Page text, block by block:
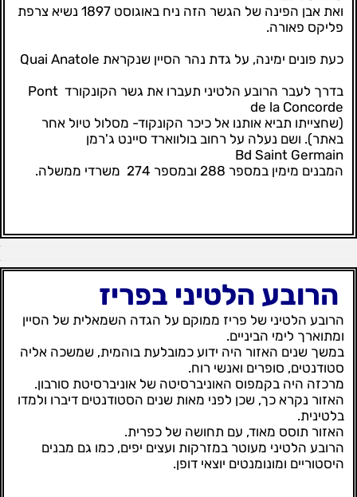
ואת אבן הפינה של הגשר הזה ניח באוגוסט 1897 נשיא צרפת
פליקס פאורה.
כעת פונים ימינה, על גדת נהר הסיין שנקראת Quai Anatole
בדרך לעבר הרובע הלטיני תעברו את גשר הקונקורד Pont
de la Concorde
(שחצייתו תביא אותנו אל כיכר הקונקוד- מסלול טיול אחר
באתר). ושם נעלה על רחוב בולווארד סיינט ג'רמן
Bd Saint Germain
המבנים מימין במספר 288 ובמספר 274 משרדי ממשלה.
הרובע הלטיני בפריז
הרובע הלטיני של פריז ממוקם על הגדה השמאלית של הסיין
ומתוארך לימי הביניים.
במשך שנים האזור היה ידוע כמובלעת בוהמית, שמשכה אליה
סטודנטים, סופרים ואנשי רוח.
מרכזה היה בקמפוס האוניברסיטה של אוניברסיטת סורבון.
האזור נקרא כך, שכן לפני מאות שנים הסטודנטים דיברו ולמדו
בלטינית.
האזור תוסס מאוד, עם תחושה של כפרית.
הרובע הלטיני מעוטר במזרקות ועצים יפים, כמו גם מבנים
היסטוריים ומונומנטים יוצאי דופן.